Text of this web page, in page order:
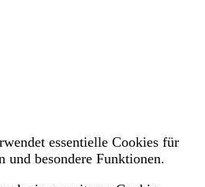
essentielle Cookies für
und besondere Funktionen.